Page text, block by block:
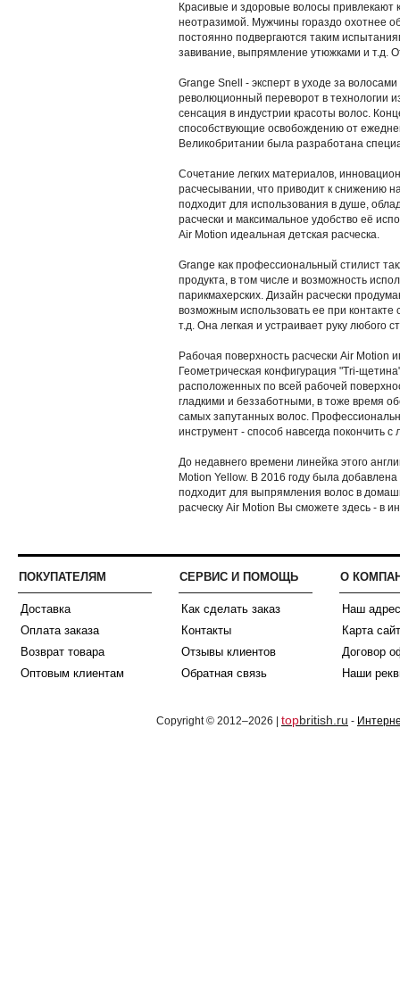
Красивые и здоровые волосы привлекают
неотразимой. Мужчины гораздо охотнее
постоянно подвергаются таким
завивание, выпрямление утюжками и т.д.
Grange Snell - эксперт в уходе за
революционный переворот в технологии
сенсация в индустрии красоты волос.
способствующие освобождению от
Великобритании была разработана
Сочетание легких материалов,
расчесывании, что приводит к снижению
подходит для использования в душе,
расчески и максимальное удобство её
Air Motion идеальная детская расческа.
Grange как профессиональный стилист
продукта, в том числе и возможность
парикмахерских. Дизайн расчески
возможным использовать ее при контакте
т.д. Она легкая и устраивает руку любого
Рабочая поверхность расчески Air
Геометрическая конфигурация "Tri-
расположенных по всей рабочей
гладкими и беззаботными, в тоже время
самых запутанных волос.
инструмент - способ навсегда покончить
До недавнего времени линейка этого
Motion Yellow. В 2016 году была
подходит для выпрямления волос в
расческу Air Motion Вы сможете здесь - в
ПОКУПАТЕЛЯМ
Доставка
Оплата заказа
Возврат товара
Оптовым клиентам
СЕРВИС И ПОМОЩЬ
Как сделать заказ
Контакты
Отзывы клиентов
Обратная связь
О
Наш адрес
Карта
Договор
Наши
Copyright © 2012–2026 | topbritish.ru -